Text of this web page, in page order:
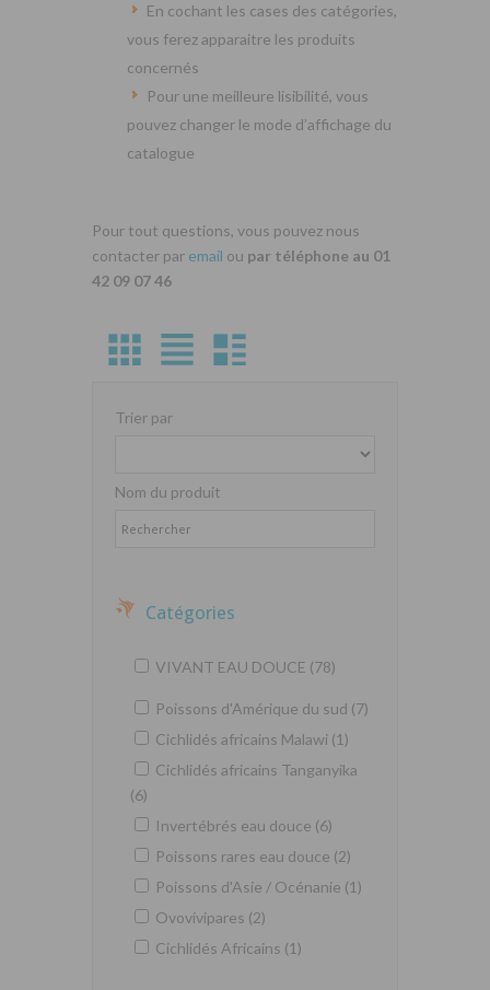
En cochant les cases des catégories,
vous ferez apparaitre les produits
concernés
Pour une meilleure lisibilité, vous
pouvez changer le mode d’affichage du
catalogue
Pour tout questions, vous pouvez nous
contacter par email ou par téléphone au 01
42 09 07 46
Trier par
Nom du produit
Catégories
VIVANT EAU DOUCE (78)
Poissons d'Amérique du sud (7)
Cichlidés africains Malawi (1)
Cichlidés africains Tanganyika
(6)
Invertébrés eau douce (6)
Poissons rares eau douce (2)
Poissons d'Asie / Océnanie (1)
Ovovivipares (2)
Cichlidés Africains (1)